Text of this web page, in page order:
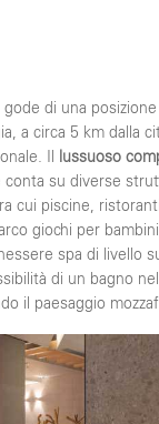
di una
a circa 5 km dalla
Il
lussuoso
su diverse
cui piscine,
giochi per
spa di livello
di un bagno
il paesaggio